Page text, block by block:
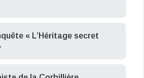
« L’Héritage secret